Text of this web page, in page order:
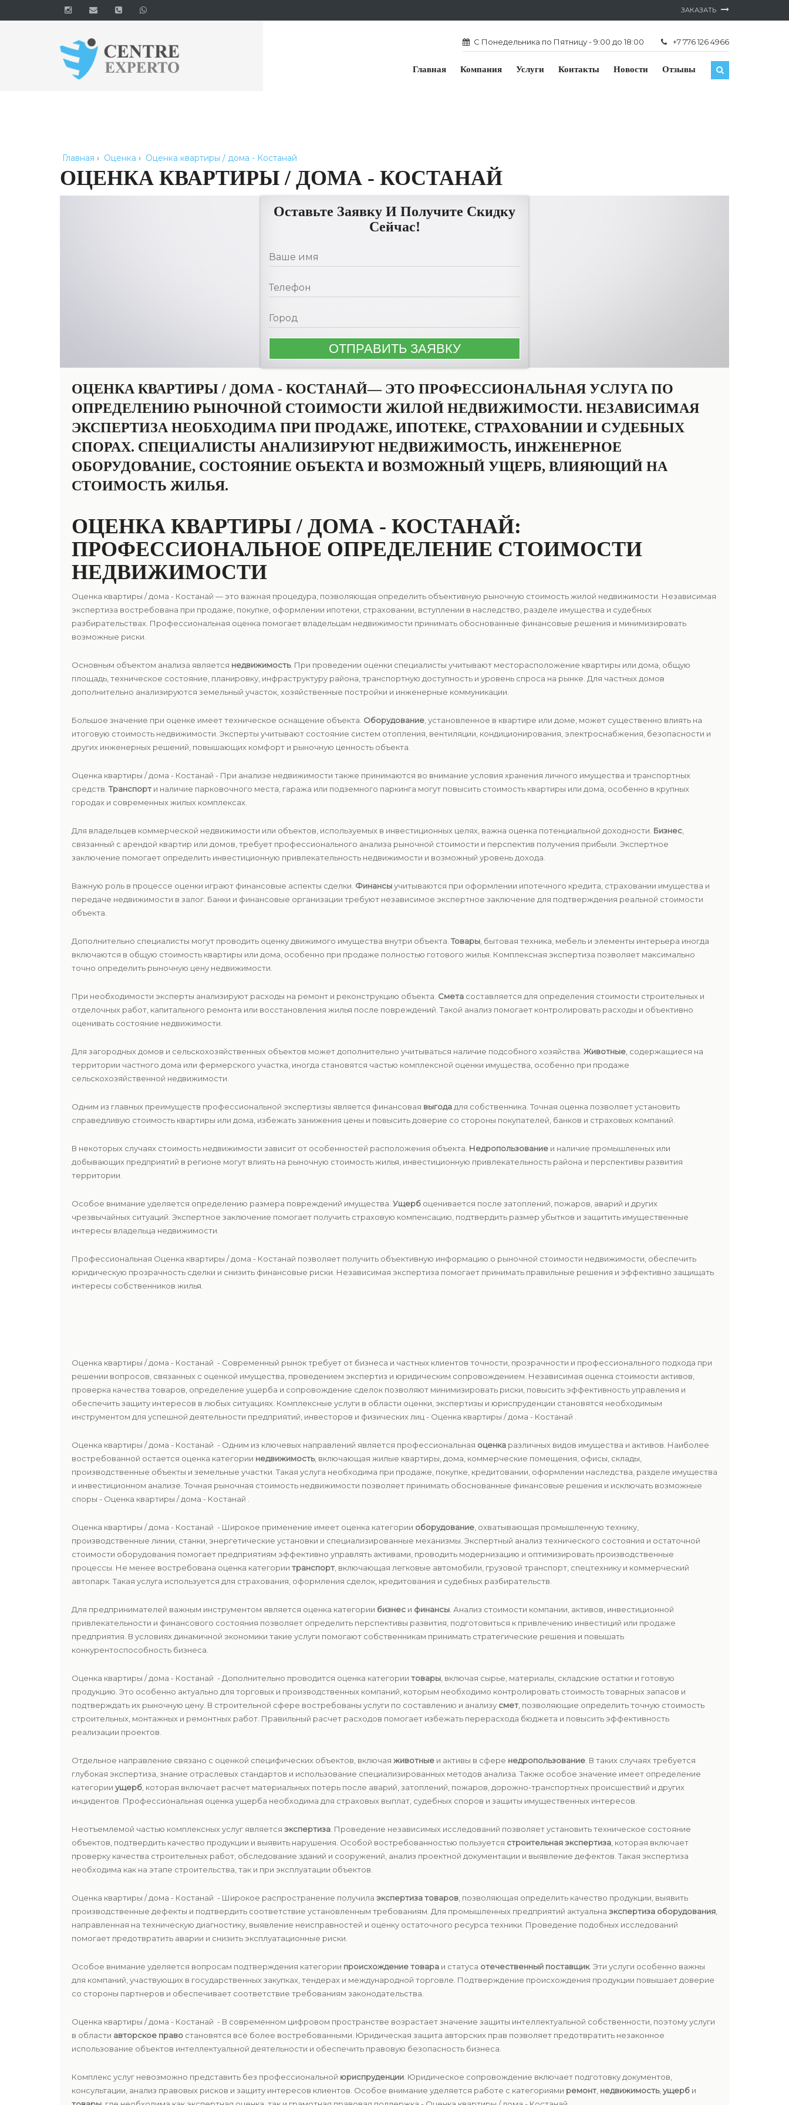
ЗАКАЗАТЬ
С Понедельника по Пятницу - 9:00 до 18:00 +7 776 126 4966
Главная Компания Услуги Контакты Новости Отзывы
Главная › Оценка › Оценка квартиры / дома - Костанай
ОЦЕНКА КВАРТИРЫ / ДОМА - КОСТАНАЙ
Оставьте Заявку И Получите Скидку
Сейчас!
ОЦЕНКА КВАРТИРЫ / ДОМА - КОСТАНАЙ— ЭТО ПРОФЕССИОНАЛЬНАЯ УСЛУГА ПО
ОПРЕДЕЛЕНИЮ РЫНОЧНОЙ СТОИМОСТИ ЖИЛОЙ НЕДВИЖИМОСТИ. НЕЗАВИСИМАЯ
ЭКСПЕРТИЗА НЕОБХОДИМА ПРИ ПРОДАЖЕ, ИПОТЕКЕ, СТРАХОВАНИИ И СУДЕБНЫХ
СПОРАХ. СПЕЦИАЛИСТЫ АНАЛИЗИРУЮТ НЕДВИЖИМОСТЬ, ИНЖЕНЕРНОЕ
ОБОРУДОВАНИЕ, СОСТОЯНИЕ ОБЪЕКТА И ВОЗМОЖНЫЙ УЩЕРБ, ВЛИЯЮЩИЙ НА
СТОИМОСТЬ ЖИЛЬЯ.
ОЦЕНКА КВАРТИРЫ / ДОМА - КОСТАНАЙ:
ПРОФЕССИОНАЛЬНОЕ ОПРЕДЕЛЕНИЕ СТОИМОСТИ
НЕДВИЖИМОСТИ
Оценка квартиры / дома - Костанай — это важная процедура, позволяющая определить объективную рыночную стоимость жилой недвижимости. Независимая
экспертиза востребована при продаже, покупке, оформлении ипотеки, страховании, вступлении в наследство, разделе имущества и судебных
разбирательствах. Профессиональная оценка помогает владельцам недвижимости принимать обоснованные финансовые решения и минимизировать
возможные риски.
Основным объектом анализа является недвижимость. При проведении оценки специалисты учитывают месторасположение квартиры или дома, общую
площадь, техническое состояние, планировку, инфраструктуру района, транспортную доступность и уровень спроса на рынке. Для частных домов
дополнительно анализируются земельный участок, хозяйственные постройки и инженерные коммуникации.
Большое значение при оценке имеет техническое оснащение объекта. Оборудование , установленное в квартире или доме, может существенно влиять на
итоговую стоимость недвижимости. Эксперты учитывают состояние систем отопления, вентиляции, кондиционирования, электроснабжения, безопасности и
других инженерных решений, повышающих комфорт и рыночную ценность объекта.
Оценка квартиры / дома - Костанай - При анализе недвижимости также принимаются во внимание условия хранения личного имущества и транспортных
средств. Транспорт и наличие парковочного места, гаража или подземного паркинга могут повысить стоимость квартиры или дома, особенно в крупных
городах и современных жилых комплексах.
Для владельцев коммерческой недвижимости или объектов, используемых в инвестиционных целях, важна оценка потенциальной доходности. Бизнес
связанный с арендой квартир или домов, требует профессионального анализа рыночной стоимости и перспектив получения прибыли. Экспертное
заключение помогает определить инвестиционную привлекательность недвижимости и возможный уровень дохода.
Важную роль в процессе оценки играют финансовые аспекты сделки. Финансыучитываются при оформлении ипотечного кредита, страховании имущества и
передаче недвижимости в залог. Банки и финансовые организации требуют независимое экспертное заключение для подтверждения реальной стоимости
объекта.
Дополнительно специалисты могут проводить оценку движимого имущества внутри объекта. Товары , бытовая техника, мебель и элементы интерьера иногда
включаются в общую стоимость квартиры или дома, особенно при продаже полностью готового жилья. Комплексная экспертиза позволяет максимально
точно определить рыночную цену недвижимости.
При необходимости эксперты анализируют расходы на ремонт и реконструкцию объекта. Смета составляется для определения стоимости строительных и
отделочных работ, капитального ремонта или восстановления жилья после повреждений. Такой анализ помогает контролировать расходы и объективно
оценивать состояние недвижимости.
Для загородных домов и сельскохозяйственных объектов может дополнительно учитываться наличие подсобного хозяйства. Животные , содержащиеся на
территории частного дома или фермерского участка, иногда становятся частью комплексной оценки имущества, особенно при продаже
сельскохозяйственной недвижимости.
Одним из главных преимуществ профессиональной экспертизы является финансовая выгода для собственника. Точная оценка позволяет установить
справедливую стоимость квартиры или дома, избежать занижения цены и повысить доверие со стороны покупателей, банков и страховых компаний.
В некоторых случаях стоимость недвижимости зависит от особенностей расположения объекта. Недропользование и наличие промышленных или
добывающих предприятий в регионе могут влиять на рыночную стоимость жилья, инвестиционную привлекательность района и перспективы развития
территории.
Особое внимание уделяется определению размера повреждений имущества. Ущерб оценивается после затоплений, пожаров, аварий и других
чрезвычайных ситуаций. Экспертное заключение помогает получить страховую компенсацию, подтвердить размер убытков и защитить имущественные
интересы владельца недвижимости.
Профессиональная Оценка квартиры / дома - Костанай позволяет получить объективную информацию о рыночной стоимости недвижимости, обеспечить
юридическую прозрачность сделки и снизить финансовые риски. Независимая экспертиза помогает принимать правильные решения и эффективно защищать
интересы собственников жилья.
Оценка квартиры / дома - Костанай - Современный рынок требует от бизнеса и частных клиентов точности, прозрачности и профессионального подхода при
решении вопросов, связанных с оценкой имущества, проведением экспертиз и юридическим сопровождением. Независимая оценка стоимости активов,
проверка качества товаров, определение ущерба и сопровождение сделок позволяют минимизировать риски, повысить эффективность управления и
обеспечить защиту интересов в любых ситуациях. Комплексные услуги в области оценки, экспертизы и юриспруденции становятся необходимым
инструментом для успешной деятельности предприятий, инвесторов и физических лиц - Оценка квартиры / дома - Костанай .
Оценка квартиры / дома - Костанай - Одним из ключевых направлений является профессиональная оценка различных видов имущества и активов. Наиболее
востребованной остается оценка категории недвижимость, включающая жилые квартиры, дома, коммерческие помещения, офисы, склады,
производственные объекты и земельные участки. Такая услуга необходима при продаже, покупке, кредитовании, оформлении наследства, разделе имущества
и инвестиционном анализе. Точная рыночная стоимость недвижимости позволяет принимать обоснованные финансовые решения и исключать возможные
споры - Оценка квартиры / дома - Костанай .
Оценка квартиры / дома - Костанай - Широкое применение имеет оценка категории оборудование , охватывающая промышленную технику,
производственные линии, станки, энергетические установки и специализированные механизмы. Экспертный анализ технического состояния и остаточной
стоимости оборудования помогает предприятиям эффективно управлять активами, проводить модернизацию и оптимизировать производственные
процессы. Не менее востребована оценка категории транспорт , включающая легковые автомобили, грузовой транспорт, спецтехнику и коммерческий
автопарк. Такая услуга используется для страхования, оформления сделок, кредитования и судебных разбирательств.
Для предпринимателей важным инструментом является оценка категории бизнес и финансы . Анализ стоимости компании, активов, инвестиционной
привлекательности и финансового состояния позволяет определить перспективы развития, подготовиться к привлечению инвестиций или продаже
предприятия. В условиях динамичной экономики такие услуги помогают собственникам принимать стратегические решения и повышать
конкурентоспособность бизнеса.
Оценка квартиры / дома - Костанай - Дополнительно проводится оценка категории товары , включая сырье, материалы, складские остатки и готовую
продукцию. Это особенно актуально для торговых и производственных компаний, которым необходимо контролировать стоимость товарных запасов и
подтверждать их рыночную цену. В строительной сфере востребованы услуги по составлению и анализу смет , позволяющие определить точную стоимость
строительных, монтажных и ремонтных работ. Правильный расчет расходов помогает избежать перерасхода бюджета и повысить эффективность
реализации проектов.
Отдельное направление связано с оценкой специфических объектов, включая животные и активы в сфере недропользование . В таких случаях требуется
глубокая экспертиза, знание отраслевых стандартов и использование специализированных методов анализа. Также особое значение имеет определение
категории ущерб , которая включает расчет материальных потерь после аварий, затоплений, пожаров, дорожно-транспортных происшествий и других
инцидентов. Профессиональная оценка ущерба необходима для страховых выплат, судебных споров и защиты имущественных интересов.
Неотъемлемой частью комплексных услуг является экспертиза . Проведение независимых исследований позволяет установить техническое состояние
объектов, подтвердить качество продукции и выявить нарушения. Особой востребованностью пользуется строительная экспертиза , которая включает
проверку качества строительных работ, обследование зданий и сооружений, анализ проектной документации и выявление дефектов. Такая экспертиза
необходима как на этапе строительства, так и при эксплуатации объектов.
Оценка квартиры / дома - Костанай - Широкое распространение получила экспертиза товаров , позволяющая определить качество продукции, выявить
производственные дефекты и подтвердить соответствие установленным требованиям. Для промышленных предприятий актуальна экспертиза оборудования
направленная на техническую диагностику, выявление неисправностей и оценку остаточного ресурса техники. Проведение подобных исследований
помогает предотвратить аварии и снизить эксплуатационные риски.
Особое внимание уделяется вопросам подтверждения категории происхождение товара и статуса отечественный поставщик. Эти услуги особенно важны
для компаний, участвующих в государственных закупках, тендерах и международной торговле. Подтверждение происхождения продукции повышает доверие
со стороны партнеров и обеспечивает соответствие требованиям законодательства.
Оценка квартиры / дома - Костанай - В современном цифровом пространстве возрастает значение защиты интеллектуальной собственности, поэтому услуги
в области авторское право становятся всё более востребованными. Юридическая защита авторских прав позволяет предотвратить незаконное
использование объектов интеллектуальной деятельности и обеспечить правовую безопасность бизнеса.
Комплекс услуг невозможно представить без профессиональной юриспруденции . Юридическое сопровождение включает подготовку документов,
консультации, анализ правовых рисков и защиту интересов клиентов. Особое внимание уделяется работе с категориями ремонт недвижимость, ущерб и